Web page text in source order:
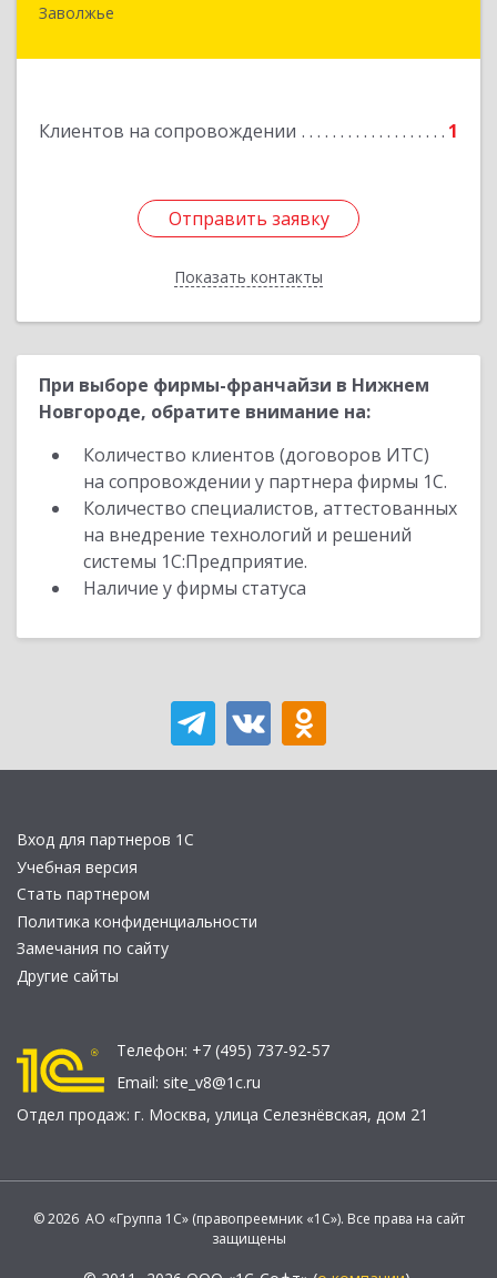
Заволжье
Клиентов на сопровождении 1
Отправить заявку
Показать контакты
Отправить заявку
Назад
При выборе фирмы-франчайзи в Нижнем
Новгороде, обратите внимание на:
Количество клиентов (договоров ИТС)
на сопровождении у партнера фирмы 1С.
Количество специалистов, аттестованных
на внедрение технологий и решений
системы 1С:Предприятие.
Наличие у фирмы статуса
Вход для партнеров 1С
Учебная версия
Стать партнером
Политика конфиденциальности
Замечания по сайту
Другие сайты
Телефон: +7 (495) 737-92-57
Email: site_v8@1c.ru
Отдел продаж: г. Москва, улица Селезнёвская, дом 21
© 2026 АО «Группа 1С» (правопреемник «1С»). Все права на сайт
защищены